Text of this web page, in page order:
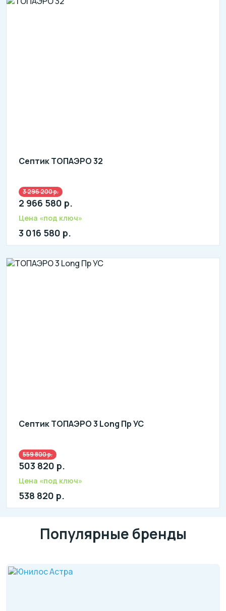
Септик ТОПАЭРО 32
литров в сутки: 32000
л: 9000
3 296 200 р.
2 966 580 р.
Цена «под ключ»
3 016 580 р.
Септик ТОПАЭРО 3 Long Пр УС
Количество человек: 13-15
литров в сутки: 3000
л: 1025
559 800 р.
503 820 р.
Цена «под ключ»
538 820 р.
Популярные бренды